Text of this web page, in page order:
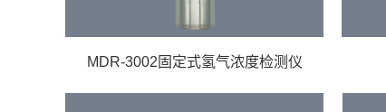
MDR-3002固定式氢气浓度检测仪